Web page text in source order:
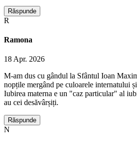
Răspunde
R
Ramona
18 Apr. 2026
M-am dus cu gândul la Sfântul Ioan
nopțile mergând pe culoarele internatului
Iubirea materna e un "caz particular" al
au cei desăvârșiți.
Răspunde
N